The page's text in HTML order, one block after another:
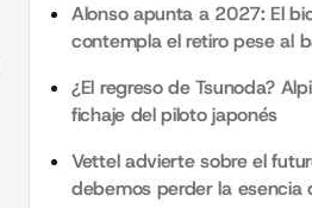
Alonso apunta a 2027: El
contempla el retiro pese al
¿El regreso de Tsunoda?
fichaje del piloto japonés
Vettel advierte sobre el
debemos perder la esencia